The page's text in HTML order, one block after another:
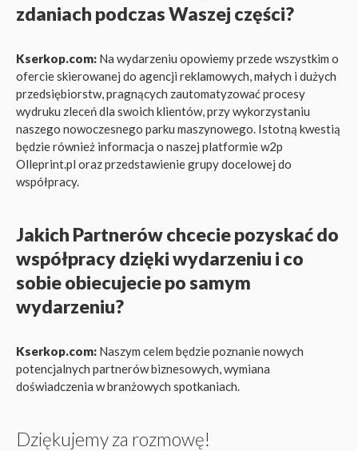
zdaniach podczas Waszej części?
Kserkop.com: Na wydarzeniu opowiemy przede wszystkim o
ofercie skierowanej do agencji reklamowych, małych i dużych
przedsiębiorstw, pragnących zautomatyzować procesy
wydruku zleceń dla swoich klientów, przy wykorzystaniu
naszego nowoczesnego parku maszynowego. Istotną kwestią
będzie również informacja o naszej platformie w2p
Olleprint.pl oraz przedstawienie grupy docelowej do
współpracy.
Jakich Partnerów chcecie pozyskać do
współpracy dzięki wydarzeniu i co
sobie obiecujecie po samym
wydarzeniu?
Kserkop.com: Naszym celem będzie poznanie nowych
potencjalnych partnerów biznesowych, wymiana
doświadczenia w branżowych spotkaniach.
Dziękujemy za rozmowę!